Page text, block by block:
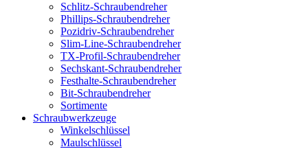
Schlitz-Schraubendreher
Phillips-Schraubendreher
Pozidriv-Schraubendreher
Slim-Line-Schraubendreher
TX-Profil-Schraubendreher
Sechskant-Schraubendreher
Festhalte-Schraubendreher
Bit-Schraubendreher
Sortimente
Schraubwerkzeuge
Winkelschlüssel
Maulschlüssel